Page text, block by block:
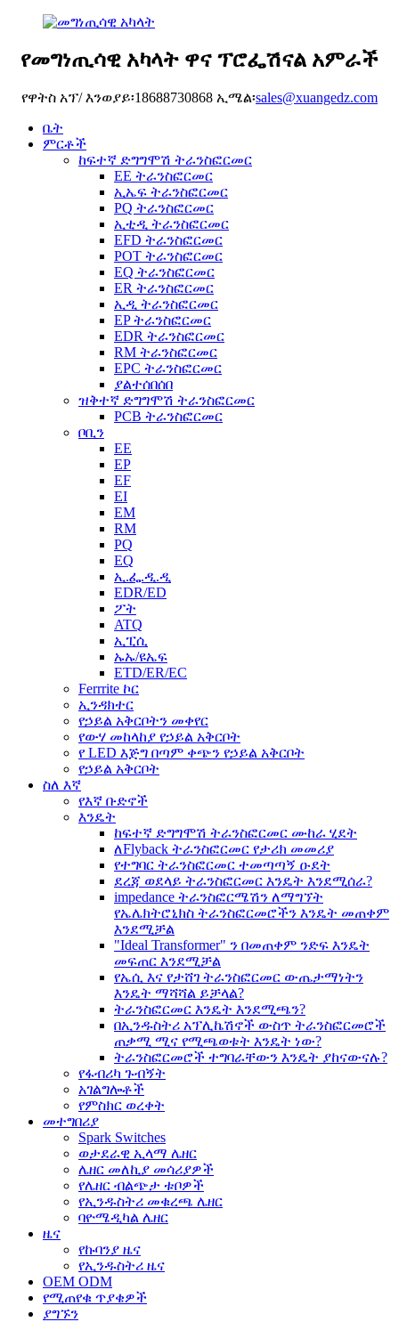
የመግነጢሳዊ አካላት ዋና ፕሮፌሽናል አምራች
የዋትስ አፕ/ እንወያይ፡18688730868 ኢሜል፡sales@xuangedz.com
ቤት
ምርቶች
ከፍተኛ ድግግሞሽ ትራንስፎርመር
EE ትራንስፎርመር
ኢኤፍ ትራንስፎርመር
PQ ትራንስፎርመር
ኢቲዲ ትራንስፎርመር
EFD ትራንስፎርመር
POT ትራንስፎርመር
EQ ትራንስፎርመር
ER ትራንስፎርመር
ኢዲ ትራንስፎርመር
EP ትራንስፎርመር
EDR ትራንስፎርመር
RM ትራንስፎርመር
EPC ትራንስፎርመር
ያልተሰበሰበ
ዝቅተኛ ድግግሞሽ ትራንስፎርመር
PCB ትራንስፎርመር
ቦቢን
EE
EP
EF
EI
EM
RM
PQ
EQ
ኢ.ፌ.ዲ.ዲ
EDR/ED
ፖት
ATQ
ኢፒሲ
ኡኡ/ዩኤፍ
ETD/ER/EC
Ferrrite ኮር
ኢንዳክተር
የኃይል አቅርቦትን መቀየር
የውሃ መከላከያ የኃይል አቅርቦት
የ LED እጅግ በጣም ቀጭን የኃይል አቅርቦት
የኃይል አቅርቦት
ስለ እኛ
የእኛ ቡድኖች
እንዴት
ከፍተኛ ድግግሞሽ ትራንስፎርመር ሙከራ ሂደት
ለFlyback ትራንስፎርመር የታሪክ መመሪያ
የተግባር ትራንስፎርመር ተመጣጣኝ ዑደት
ደረጃ ወደላይ ትራንስፎርመር እንዴት እንደሚሰራ?
impedance ትራንስፎርሜሽን ለማግኘት
የኤሌክትሮኒክስ ትራንስፎርመሮችን እንዴት መጠቀም
እንደሚቻል
"Ideal Transformer" ን በመጠቀም ንድፍ እንዴት
መፍጠር እንደሚቻል
የኤሲ እና የታሸገ ትራንስፎርመር ውጤታማነትን
እንዴት ማሻሻል ይቻላል?
ትራንስፎርመር እንዴት እንደሚጫን?
በኢንዱስትሪ አፕሊኬሽኖች ውስጥ ትራንስፎርመሮች
ጠቃሚ ሚና የሚጫወቱት እንዴት ነው?
ትራንስፎርመሮች ተግባራቸውን እንዴት ያከናውናሉ?
የፋብሪካ ጉብኝት
አገልግሎቶች
የምስክር ወረቀት
መተግበሪያ
Spark Switches
ወታደራዊ ኢላማ ሌዘር
ሌዘር መለኪያ መሳሪያዎች
የሌዘር ብልጭታ ቱቦዎች
የኢንዱስትሪ መቁረጫ ሌዘር
ባዮሜዲካል ሌዘር
ዜና
የኩባንያ ዜና
የኢንዱስትሪ ዜና
OEM ODM
የሚጠየቁ ጥያቄዎች
ያግኙን